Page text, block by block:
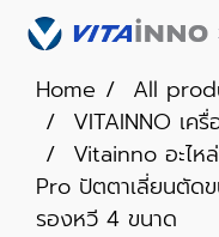
Home
All
VITAINNO เค
Vitainno อะไห
Pro ปัตตาเลี่ยนตัด
รองหวี 4 ขนาด